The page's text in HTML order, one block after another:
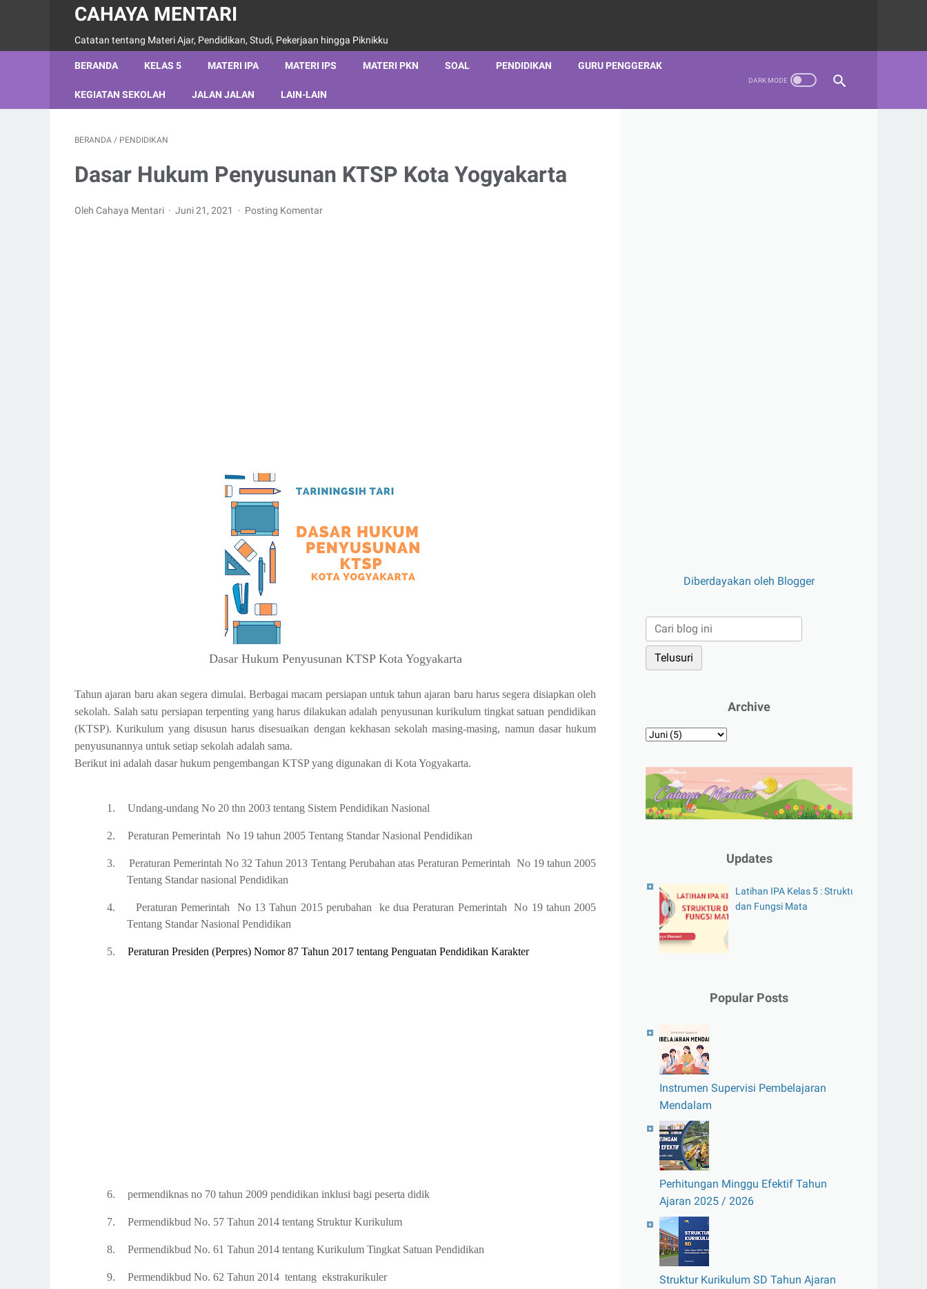
CAHAYA MENTARI
Catatan tentang Materi Ajar, Pendidikan, Studi, Pekerjaan hingga Piknikku
BERANDA KELAS 5 MATERI IPA MATERI IPS MATERI PKN SOAL PENDIDIKAN GURU PENGGERAK
KEGIATAN SEKOLAH JALAN JALAN LAIN-LAIN
BERANDA / PENDIDIKAN
Dasar Hukum Penyusunan KTSP Kota Yogyakarta
Oleh Cahaya Mentari Juni 21, 2021 Posting Komentar
Dasar Hukum Penyusunan KTSP Kota Yogyakarta
Tahun ajaran baru akan segera dimulai. Berbagai macam persiapan untuk tahun ajaran baru harus segera disiapkan oleh
sekolah. Salah satu persiapan terpenting yang harus dilakukan adalah penyusunan kurikulum tingkat satuan pendidikan
(KTSP). Kurikulum yang disusun harus disesuaikan dengan kekhasan sekolah masing-masing, namun dasar hukum
penyusunannya untuk setiap sekolah adalah sama.
Berikut ini adalah dasar hukum pengembangan KTSP yang digunakan di Kota Yogyakarta.
1. Undang-undang No 20 thn 2003 tentang Sistem Pendidikan Nasional
2. Peraturan Pemerintah No 19 tahun 2005 Tentang StandarNasional Pendidikan
3. Peraturan Pemerintah No 32 Tahun 2013 Tentang Perubahan atas Peraturan Pemerintah No19 tahun 2005
Tentang Standar nasional Pendidikan
4. Peraturan Pemerintah No 13 Tahun 2015 perubahan ke duaPeraturan Pemerintah No 19 tahun 2005
Tentang StandarNasional Pendidikan
5. Peraturan Presiden (Perpres) Nomor 87 Tahun 2017 tentang Penguatan Pendidikan Karakter
6. permendiknas no 70 tahun 2009 pendidikan inklusi bagi peserta didik
7. Permendikbud No. 57 Tahun 2014 tentang Struktur Kurikulum
8. Permendikbud No. 61 Tahun 2014tentang Kurikulum Tingkat Satuan Pendidikan
9. Permendikbud No. 62 Tahun 2014 tentang ekstrakurikuler
Diberdayakan oleh Blogger
Archive
Updates
Latihan IPA Kelas 5 : Struktur
dan Fungsi Mata
Popular Posts
Instrumen Supervisi Pembelajaran
Mendalam
Perhitungan Minggu Efektif Tahun
Ajaran 2025 / 2026
Struktur Kurikulum SD Tahun Ajaran